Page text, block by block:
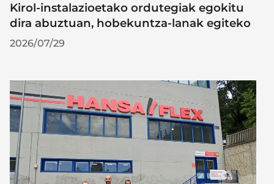
Kirol-instalazioetako ordutegiak egokitu
dira abuztuan, hobekuntza-lanak egiteko
2026/07/29